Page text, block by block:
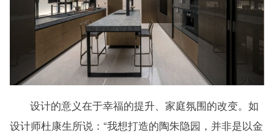
设计的意义在于幸福的提升、家庭氛围的改变。如
设计师杜康生所说：“我想打造的陶朱隐园，并非是以金